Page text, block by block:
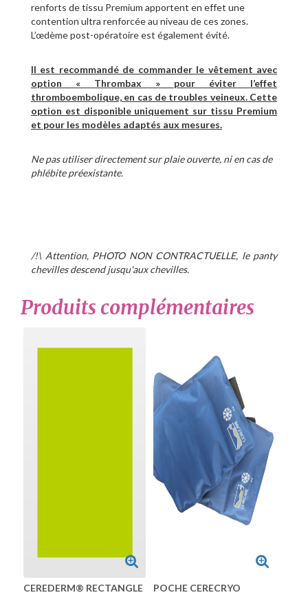
renforts de tissu Premium apportent en effet une
contention ultra renforcée au niveau de ces zones.
L’œdème post-opératoire est également évité.
Il est recommandé de commander le vêtement avec
option « Thrombax » pour éviter l’effet
thromboembolique, en cas de troubles veineux. Cette
option est disponible uniquement sur tissu Premium
et pour les modèles adaptés aux mesures.
Ne pas utiliser directement sur plaie ouverte, ni en cas de
phlébite préexistante.
/!\ Attention, PHOTO NON CONTRACTUELLE, le panty
chevilles descend jusqu'aux chevilles.
Produits complémentaires
CEREDERM® RECTANGLE POCHE CERECRYO